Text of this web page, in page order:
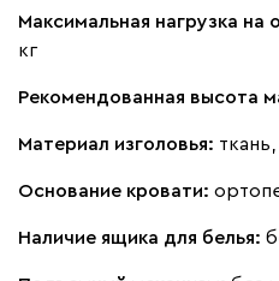
Графит Серый
Максимальная нагрузка на
кг
Рекомендованная высота
Материал изголовья:
Основание кровати:
Наличие ящика для белья: